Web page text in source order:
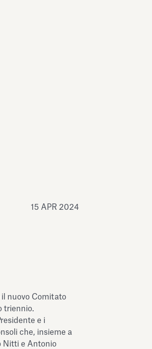
15 APR 2024
nuovo Comitato
triennio.
e i
che, insieme a
Nitti e Antonio